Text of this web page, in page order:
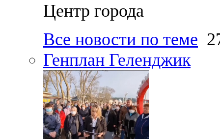
Центр города
Все новости по теме
Генплан Геленджик